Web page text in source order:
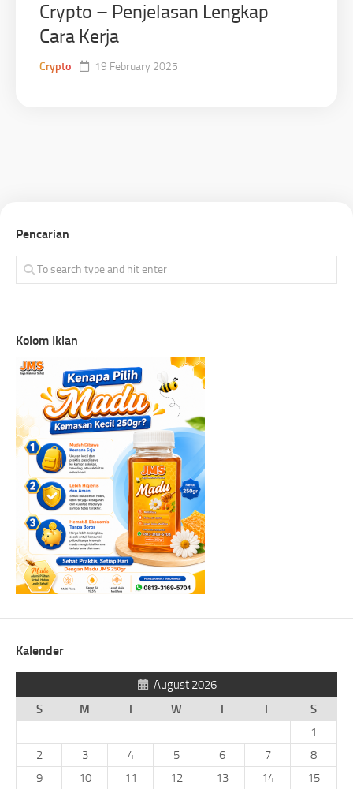
Crypto – Penjelasan Lengkap
Cara Kerja
Crypto 19 February 2025
Pencarian
Kolom Iklan
Kalender
August 2026
S
M T W T F
S
1
2
3 4 5 6 7
8
9
10 11 12 13 14
15